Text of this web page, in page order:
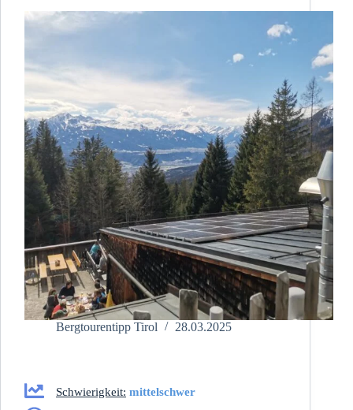
Bergtourentipp Tirol 28.03.2025
Schwierigkeit: mittelschwer